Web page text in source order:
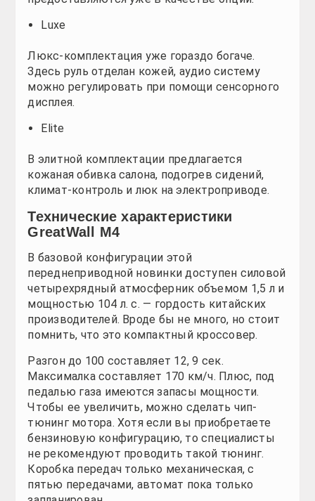
Автомобиль люкс-комплектации стоит от 528 тыс.
Стоимость на элитную модель начинается от 570